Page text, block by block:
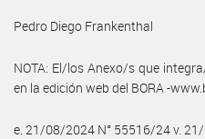
Pedro Diego Frankenthal
NOTA: El/los Anexo/s que
en la edición web del BORA -
e. 21/08/2024 N° 55516/24 v.